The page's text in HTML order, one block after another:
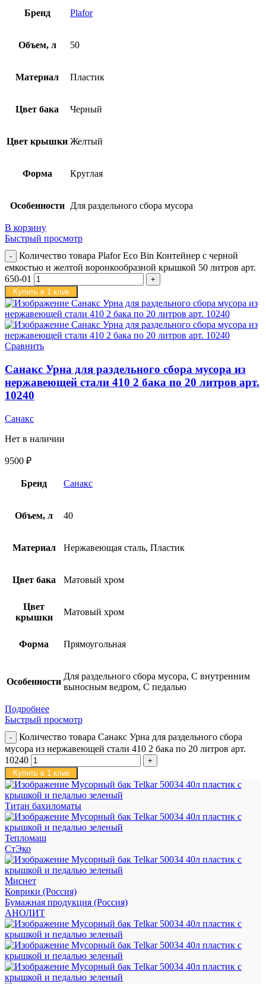
Бренд Plafor
Объем, л 50
Материал Пластик
Цвет бака Черный
Цвет крышки Желтый
Форма Круглая
Особенности Для раздельного сбора мусора
В корзину
Быстрый просмотр
Количество товара Plafor Eco Bin Контейнер с черной
емкостью и желтой воронкообразной крышкой 50 литров арт.
650-01
Купить в 1 клик
Сравнить
Санакс Урна для раздельного сбора мусора из
нержавеющей стали 410 2 бака по 20 литров арт.
10240
Санакс
Нет в наличии
9500 ₽
Бренд Санакс
Объем, л 40
Материал Нержавеющая сталь, Пластик
Цвет бака Матовый хром
Цвет
крышки
Матовый хром
Форма Прямоугольная
Особенности
Для раздельного сбора мусора, С внутренним
выносным ведром, С педалью
Подробнее
Быстрый просмотр
Количество товара Санакс Урна для раздельного сбора
мусора из нержавеющей стали 410 2 бака по 20 литров арт.
10240
Купить в 1 клик
Титан бахиломаты
Тепломаш
СтЭко
Миснет
Коврики (Россия)
Бумажная продукция (Россия)
АНОЛИТ